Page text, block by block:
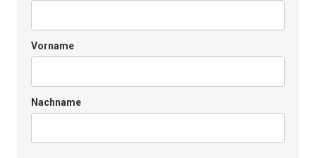
Vorname
Nachname